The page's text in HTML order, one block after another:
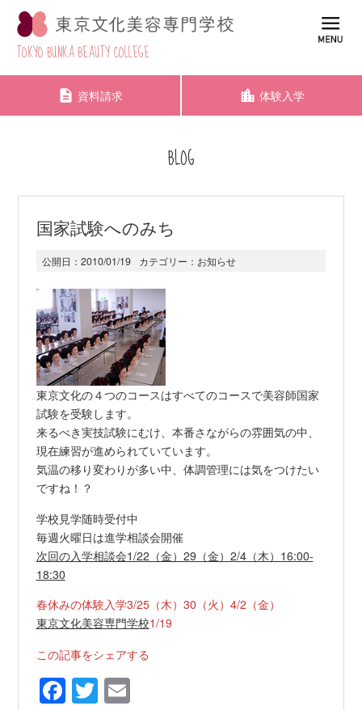
TOKYO BUNKA BEAUTY COLLEGE
資料請求 体験入学
BLOG
国家試験へのみち
公開日： 2010/01/19 カテゴリー： お知らせ
東京文化の４つのコースはすべてのコースで美容師国家
試験を受験します。
来るべき実技試験にむけ、本番さながらの雰囲気の中、
現在練習が進められていています。
気温の移り変わりが多い中、体調管理には気をつけたい
ですね！？
学校見学随時受付中
毎週火曜日は進学相談会開催
次回の入学相談会1/22（金）29（金）2/4（木）16:00-
18:30
春休みの体験入学3/25（木）30（火）4/2（金）
東京文化美容専門学校1/19
この記事をシェアする
Facebook
Twitter
Email